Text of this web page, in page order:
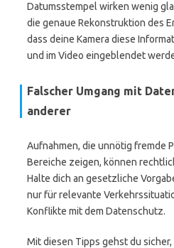
Datumsstempel wirken wenig
die genaue Rekonstruktion des
dass deine Kamera diese
und im Video eingeblendet
Falscher Umgang mit
anderer
Aufnahmen, die unnötig fremde
Bereiche zeigen, können
Halte dich an gesetzliche
nur für relevante
Konflikte mit dem Datenschutz.
Mit diesen Tipps gehst du sicher,